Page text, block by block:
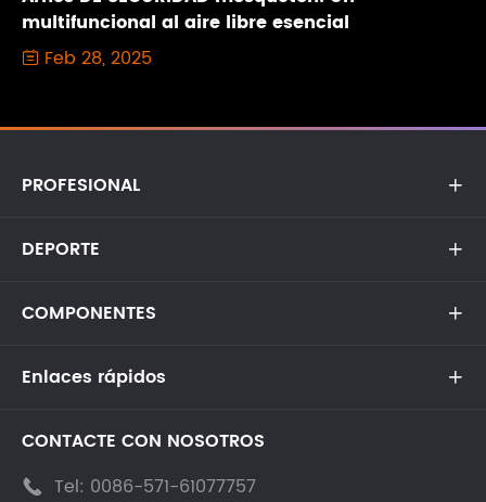
multifuncional al aire libre esencial
 Feb 28, 2025
PROFESIONAL 
DEPORTE 
COMPONENTES 
Enlaces rápidos 
CONTACTE CON NOSOTROS
 Tel: 0086-571-61077757